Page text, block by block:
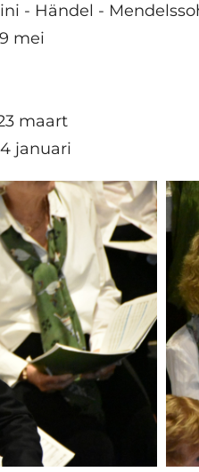
- Händel -
mei
maart
januari